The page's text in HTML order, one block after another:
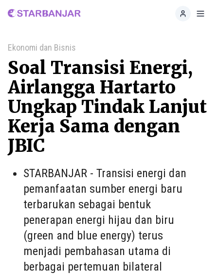
Home
Ekonomi dan Bisnis
Soal Transisi Energi,
Airlangga Hartarto
Ungkap Tindak Lanjut
Kerja Sama dengan
JBIC
STARBANJAR - Transisi energi dan
pemanfaatan sumber energi baru
terbarukan sebagai bentuk
penerapan energi hijau dan biru
(green and blue energy) terus
menjadi pembahasan utama di
berbagai pertemuan bilateral